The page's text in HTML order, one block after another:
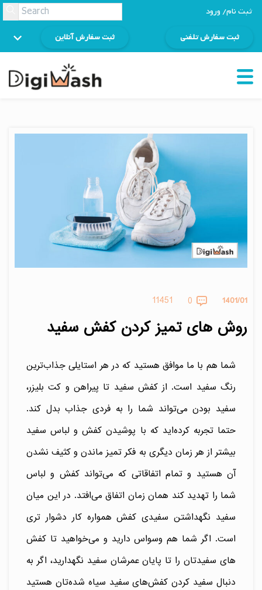
ثبت نام/ ورود
ثبت سفارش آنلاین ثبت سفارش تلفنی
1401/01
0
11451
روش های تمیز کردن کفش سفید
شما هم با ما موافق هستید که در هر استایلی جذاب‌ترین
رنگ سفید است. از کفش سفید تا پیراهن و کت بلیزر،
سفید بودن می‌تواند شما را به فردی جذاب بدل کند.
حتما تجربه کرده‌اید که با پوشیدن کفش و لباس سفید
بیشتر از هر زمان دیگری به فکر تمیز ماندن و کثیف نشدن
آن هستید و تمام اتفاقاتی که می‌تواند کفش و لباس
شما را تهدید کند همان زمان اتفاق می‌افتد. در این میان
سفید نگهداشتن سفیدی کفش همواره کار دشوار تری
است. اگر شما هم وسواس دارید و می‌خواهید تا کفش
های سفیدتان را تا پایان عمرشان سفید نگهدارید، اگر به
دنبال سفید کردن کفش‌های سفید سیاه شده‌تان هستید